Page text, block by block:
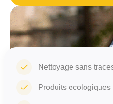
Nettoyage sans
Produits